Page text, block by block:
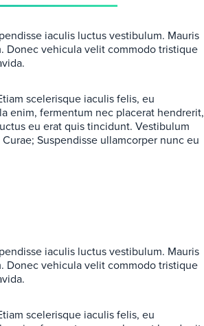
iaculis luctus vestibulum. Mauris
Donec vehicula velit commodo tristique
scelerisque iaculis felis, eu
enim, fermentum nec placerat hendrerit,
eu erat quis tincidunt. Vestibulum
Suspendisse ullamcorper nunc eu
iaculis luctus vestibulum. Mauris
Donec vehicula velit commodo tristique
scelerisque iaculis felis, eu